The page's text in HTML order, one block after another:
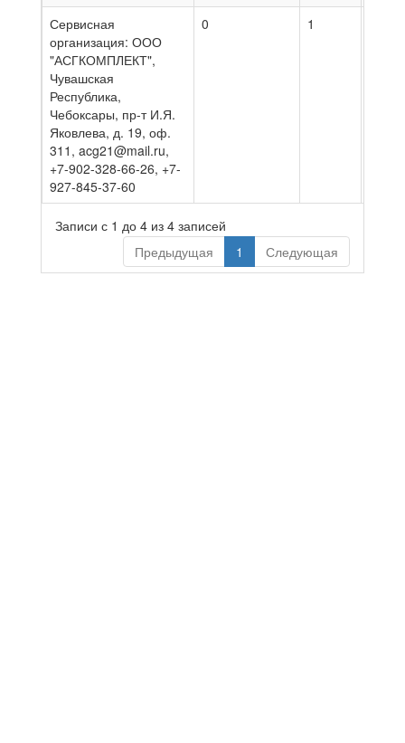
Сервисная
организация: ООО
"АСГКОМПЛЕКТ",
Чувашская
Республика,
Чебоксары, пр-т И.Я.
Яковлева, д. 19, оф.
311, acg21@mail.ru,
+7-902-328-66-26, +7-
927-845-37-60
0 1
Записи с 1 до 4 из 4 записей
Предыдущая
1 Следующая